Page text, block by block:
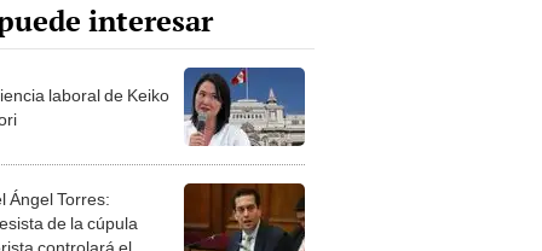
interesar
laboral de Keiko
Ángel Torres:
de la cúpula
controlará el